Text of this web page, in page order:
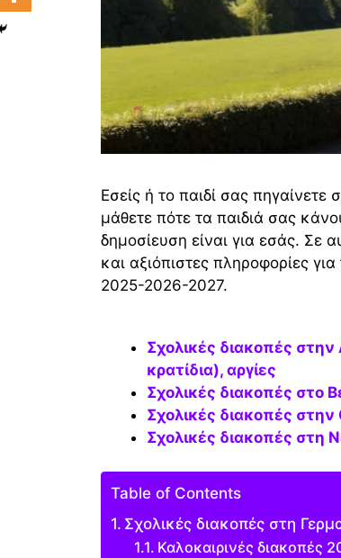
Εσείς ή το παιδί σας πηγαίνετε
μάθετε πότε τα παιδιά σας
δημοσίευση είναι για εσάς. Σε
και αξιόπιστες πληροφορίες
2025-2026-2027.
Σχολικές διακοπές στην Αυστρία 2025-2026-2027 (όλα τα ομόσπονδα
κρατίδια), αργίες
Σχολικές διακοπές στο
Σχολικές διακοπές
Σχολικές διακοπές
Table of Contents
Σχολικές διακοπές στη
Καλοκαιρινές διακοπές